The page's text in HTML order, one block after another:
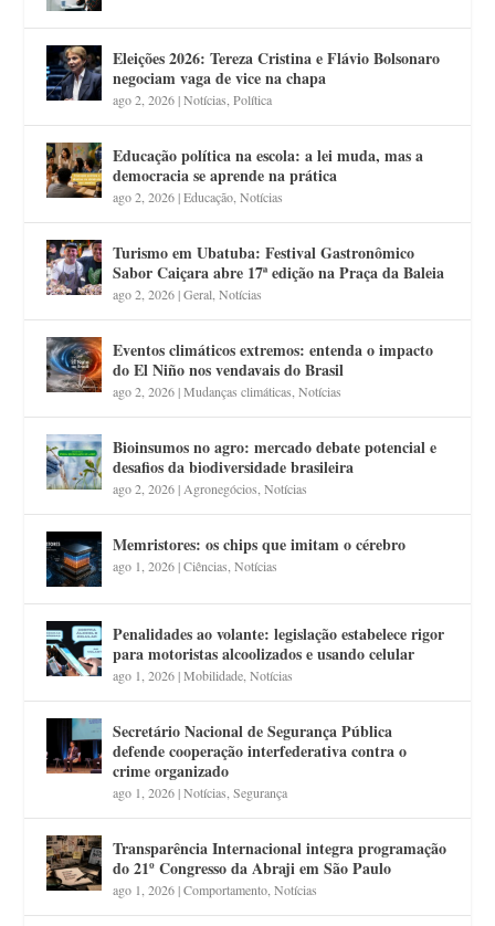
Eleições 2026: Tereza Cristina e Flávio Bolsonaro
negociam vaga de vice na chapa
ago 2, 2026|Notícias ,Política
Educação política na escola: a lei muda, mas a
democracia se aprende na prática
ago 2, 2026|Educação ,Notícias
Turismo em Ubatuba: Festival Gastronômico
Sabor Caiçara abre 17ª edição na Praça da Baleia
ago 2, 2026|Geral ,Notícias
Eventos climáticos extremos: entenda o impacto
do El Niño nos vendavais do Brasil
ago 2, 2026|Mudanças climáticas ,Notícias
Bioinsumos no agro: mercado debate potencial e
desafios da biodiversidade brasileira
ago 2, 2026| Agronegócios ,Notícias
Memristores: os chips que imitam o cérebro
ago 1, 2026|Ciências ,Notícias
Penalidades ao volante: legislação estabelece rigor
para motoristas alcoolizados e usando celular
ago 1, 2026|Mobilidade ,Notícias
Secretário Nacional de Segurança Pública
defende cooperação interfederativa contra o
crime organizado
ago 1, 2026|Notícias ,Segurança
Transparência Internacional integra programação
do 21º Congresso da Abraji em São Paulo
ago 1, 2026|Comportamento ,Notícias